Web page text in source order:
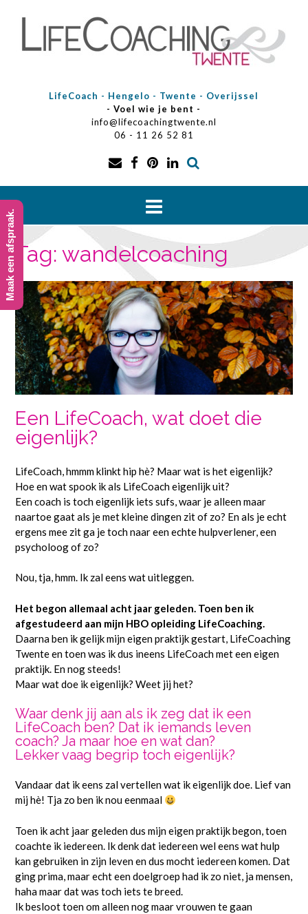
LifeCoach - Hengelo - Twente - Overijssel
- Voel wie je bent -
info@lifecoachingtwente.nl
06 - 11 26 52 81
Tag: wandelcoaching
Een LifeCoach, wat doet die
eigenlijk?
LifeCoach, hmmm klinkt hip hè? Maar wat is het eigenlijk?
Hoe en wat spook ik als LifeCoach eigenlijk uit?
Een coach is toch eigenlijk iets sufs, waar je alleen maar
naartoe gaat als je met kleine dingen zit of zo? En als je echt
ergens mee zit ga je toch naar een echte hulpverlener, een
psycholoog of zo?
Nou, tja, hmm. Ik zal eens wat uitleggen.
Het begon allemaal acht jaar geleden. Toen ben ik
afgestudeerd aan mijn HBO opleiding LifeCoaching.
Daarna ben ik gelijk mijn eigen praktijk gestart, LifeCoaching
Twente en toen was ik dus ineens LifeCoach met een eigen
praktijk. En nog steeds!
Maar wat doe ik eigenlijk? Weet jij het?
Waar denk jij aan als ik zeg dat ik een
LifeCoach ben? Dat ik iemands leven
coach? Ja maar hoe en wat dan?
Lekker vaag begrip toch eigenlijk?
Vandaar dat ik eens zal vertellen wat ik eigenlijk doe. Lief van
mij hè! Tja zo ben ik nou eenmaal
Toen ik acht jaar geleden dus mijn eigen praktijk begon, toen
coachte ik iedereen. Ik denk dat iedereen wel eens wat hulp
kan gebruiken in zijn leven en dus mocht iedereen komen. Dat
ging prima, maar echt een doelgroep had ik zo niet, ja mensen,
haha maar dat was toch iets te breed.
Ik besloot toen om alleen nog maar vrouwen te gaan
Maak een afspraak.